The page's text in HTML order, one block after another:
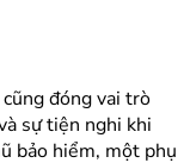
đóng vai trò
sự tiện nghi khi
bảo hiểm, một phụ